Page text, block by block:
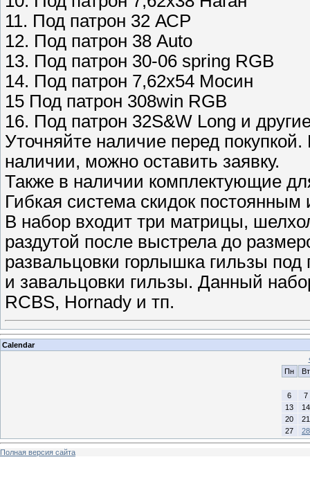
11. Под патрон 32 АСР
12. Под патрон 38 Auto
13. Под патрон 30-06 spring RGB
14. Под патрон 7,62х54 Мосин
15 Под патрон 308win RGB
16. Под патрон 32S&W Long и
Уточняйте наличие перед
наличии, можно оставить заявку.
Также в наличии комплектующие
Гибкая система скидок
В набор входит три матрицы,
раздутой после выстрела до
развальцовки горлышка гильзы
и завальцовки гильзы. Данный
RCBS, Hornady и тп.
Calendar
Пн
Вт
6
7
13
14
20
21
27
28
Полная версия сайта